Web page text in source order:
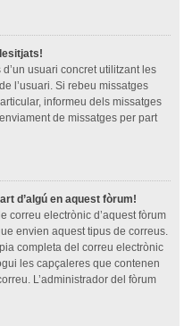
usuari concret utilitzant les
l’usuari. Si rebeu missatges
informeu dels missatges
de missatges per part
d’algú en aquest fòrum!
correu electrònic d’aquest fòrum
envien aquest tipus de correus.
completa del correu electrònic
les capçaleres que contenen
L’administrador del fòrum